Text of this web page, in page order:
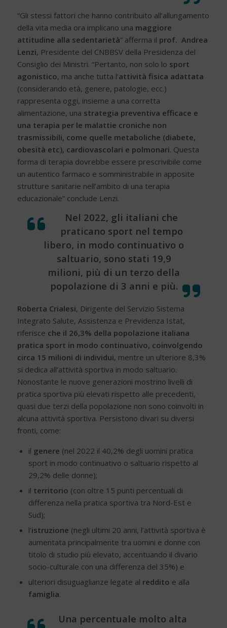
“Gli stessi fattori che hanno contribuito all’allungamento
della vita media ora implicano una maggiore
attitudine alla sedentarietà” afferma il prof. Andrea
Lenzi, Presidente del CNBBSV della Presidenza del
Consiglio dei Ministri. “Pertanto, non solo lo sport
agonistico, ma anche tutta l’attività fisica adattata
(considerando età, genere, patologie, ecc.)
rappresenta oggi, insieme a una corretta
alimentazione, una strategia preventiva efficace e
una terapia per le malattie croniche non
trasmissibili, come quelle metaboliche (diabete,
obesità etc), cardiovascolari e polmonari. Questa
forma di terapia dovrebbe essere prescrivibile come
un autentico farmaco e somministrabile in apposite
strutture sanitarie nell’ambito di una terapia
educazionale” conclude Lenzi.
Nel 2022, gli italiani che
praticano sport nel tempo
libero, in modo continuativo o
saltuario, sono stati 19,9
milioni, più di un terzo della
popolazione di 3 anni e più.
Roberta Crialesi, Dirigente del Servizio Sistema
Integrato Salute, Assistenza e Previdenza Istat,
riferisce che il 26,3% della popolazione italiana
pratica sport in modo continuativo, coinvolgendo
circa 15 milioni di individui, mentre un ulteriore 8,3%
si dedica all’attività sportiva in modo saltuario.
Nonostante le nuove generazioni mostrino livelli di
pratica sportiva più elevati rispetto alle precedenti,
quasi due terzi della popolazione non sono coinvolti in
alcuna attività sportiva. Persistono divari su diversi
fronti, come:
il genere (nel 2022 il 40,2% degli uomini pratica
sport in modo continuativo o saltuario rispetto al
29,2% delle donne);
il territorio (con oltre 15 punti percentuali di
differenza nella pratica sportiva tra Nord-Est e
Sud);
l’istruzione (negli ultimi 20 anni, l’attività sportiva è
aumentata principalmente tra uomini e donne con
titolo di studio più elevato, accentuando il divario
socio-culturale con una differenza del 35%) e
ulteriori disuguaglianze legate al reddito e alla
famiglia.
Una percentuale molto alta